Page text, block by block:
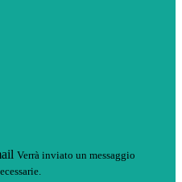
Verrà inviato un messaggio